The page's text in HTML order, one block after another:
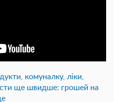
комуналку, ліки,
ще швидше: грошей на